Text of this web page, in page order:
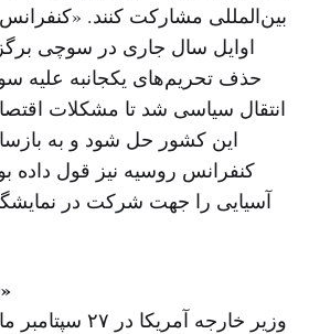
بین‌المللی مشارکت کنند.
اوایل سال جاری در سوچی
حذف تحریم‌های یکجانبه علیه
انتقال سیاسی شد تا مشکلات
این کشور حل شود و به
کنفرانس روسیه نیز قول داده
آسیایی را جهت شرکت در
«قانون اساسی جدید»
وزیر خارجه